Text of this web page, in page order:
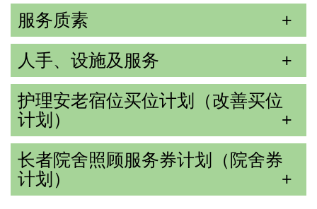
服务质素
人手、设施及服务
护理安老宿位买位计划（改善买位
计划）
长者院舍照顾服务券计划（院舍券
计划）